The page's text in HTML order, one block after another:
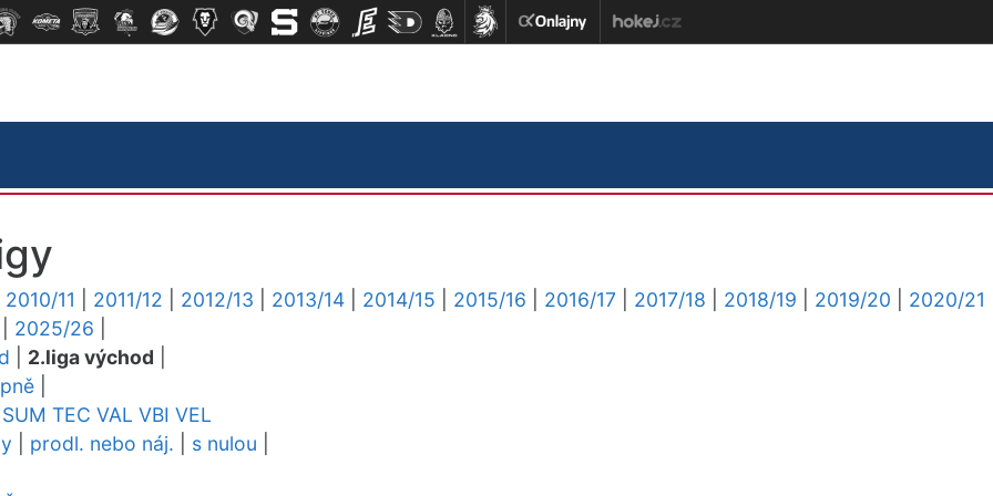
2010/11 2011/12 2012/13 2013/14 2014/15 2015/16 2016/17 2017/18 2018/19 2019/20
2020/21
2025/26
2.liga východ
SUM TEC VAL VBI VEL
prodl. nebo náj. s nulou